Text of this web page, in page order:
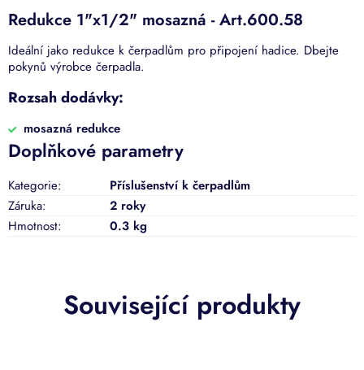
Související produkty
Redukce 1"x1/2" mosazná - Art.600.58
Ideální jako redukce k čerpadlům pro připojení hadice. Dbejte
pokynů výrobce čerpadla.
Rozsah dodávky:
mosazná redukce
Doplňkové parametry
Kategorie:
Příslušenství k čerpadlům
Záruka:
2 roky
Hmotnost: 0.3 kg